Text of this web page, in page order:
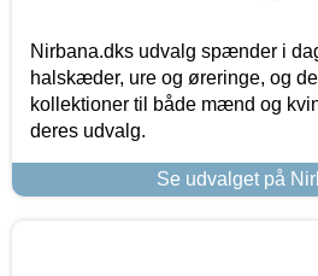
Nirbana.dks udvalg spænder i
halskæder, ure og øreringe, og
kollektioner til både mænd og
deres udvalg.
Se udvalget på